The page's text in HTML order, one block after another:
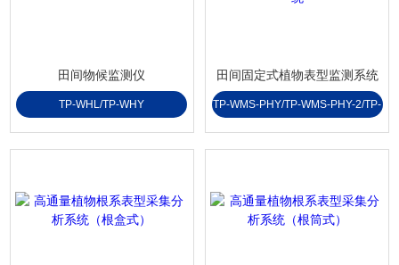
田间物候监测仪
TP-WHL/TP-WHY
田间固定式植物表型监测系统
TP-WMS-PHY/TP-WMS-PHY-2/TP-
WMS-PHY-3